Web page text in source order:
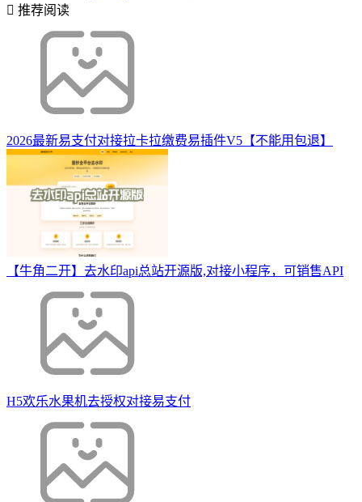
推荐阅读
2026最新易支付对接拉卡拉缴费易插件V5【不能用包退】
【牛角二开】去水印api总站开源版,对接小程序，可销售API
H5欢乐水果机去授权对接易支付